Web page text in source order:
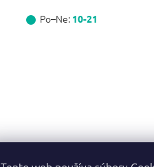
Po–Ne: 10-21